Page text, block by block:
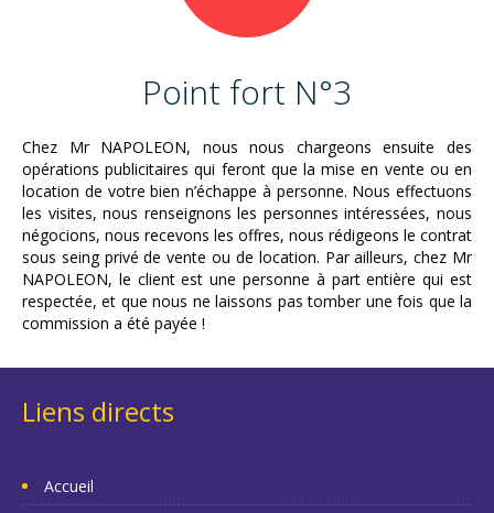
Point fort N°3
Chez Mr NAPOLEON, nous nous chargeons ensuite des
opérations publicitaires qui feront que la mise en vente ou en
location de votre bien n’échappe à personne. Nous effectuons
les visites, nous renseignons les personnes intéressées, nous
négocions, nous recevons les offres, nous rédigeons le contrat
sous seing privé de vente ou de location. Par ailleurs, chez Mr
NAPOLEON, le client est une personne à part entière qui est
respectée, et que nous ne laissons pas tomber une fois que la
commission a été payée !
Liens directs
Accueil